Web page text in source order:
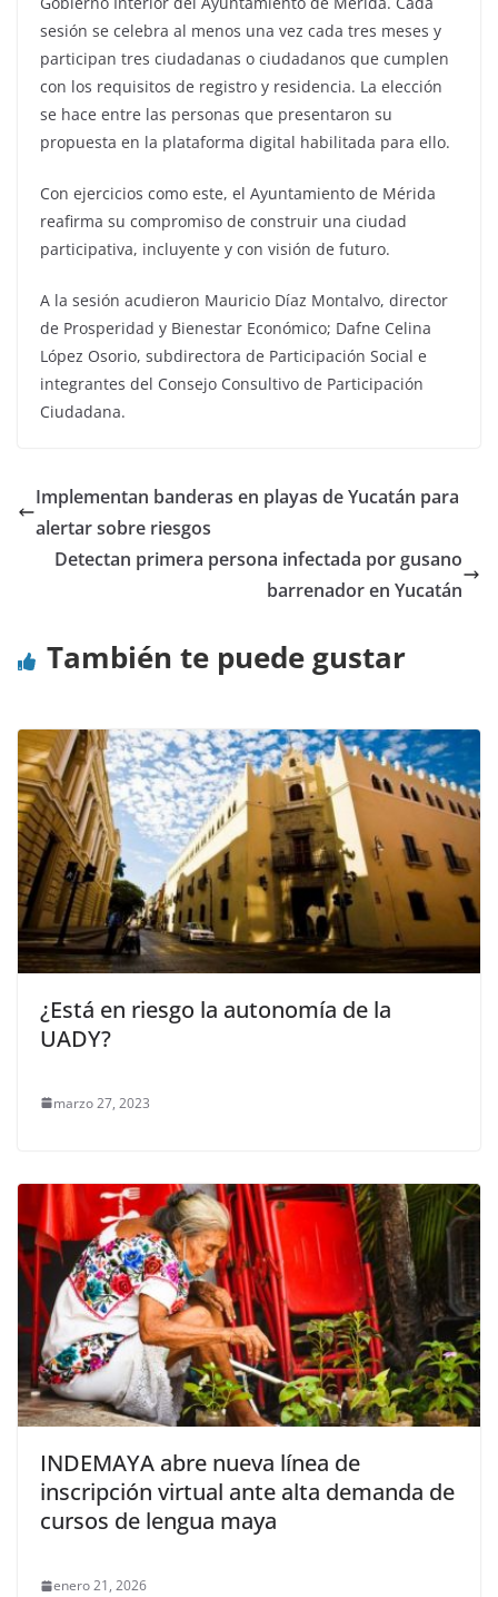
sesión se celebra al menos una vez cada tres meses y
participan tres ciudadanas o ciudadanos que cumplen
con los requisitos de registro y residencia. La elección
se hace entre las personas que presentaron su
propuesta en la plataforma digital habilitada para ello.
Con ejercicios como este, el Ayuntamiento de Mérida
reafirma su compromiso de construir una ciudad
participativa, incluyente y con visión de futuro.
A la sesión acudieron Mauricio Díaz Montalvo, director
de Prosperidad y Bienestar Económico; Dafne Celina
López Osorio, subdirectora de Participación Social e
integrantes del Consejo Consultivo de Participación
Ciudadana.
Implementan banderas en playas de Yucatán para
alertar sobre riesgos
Detectan primera persona infectada por gusano
barrenador en Yucatán
También te puede gustar
¿Está en riesgo la autonomía de la
UADY?
marzo 27, 2023
INDEMAYA abre nueva línea de
inscripción virtual ante alta demanda de
cursos de lengua maya
enero 21, 2026